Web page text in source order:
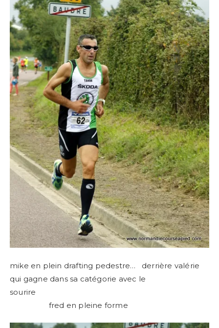
mike en plein drafting pedestre… derrière valérie
qui gagne dans sa catégorie avec le
sourire
fred en pleine forme